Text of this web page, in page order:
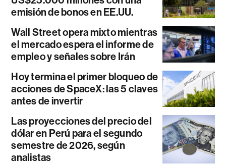
emisión de bonos en EE.UU.
Wall Street opera mixto mientras
el mercado espera el informe de
empleo y señales sobre Irán
Hoy termina el primer bloqueo de
acciones de SpaceX: las 5 claves
antes de invertir
Las proyecciones del precio del
dólar en Perú para el segundo
semestre de 2026, según
analistas